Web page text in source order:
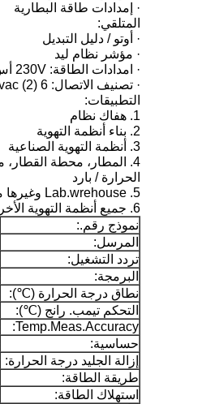
· إمدادات طاقة البطارية
المتلقي:
· أوتو / دليل التبديل
· مؤشر نظام ليد
· امدادات الطاقة: 230V أس
· تصنيف الاتصال: 6 (2) a 250vac ماكس
التطبيقات:
1. هفاك نظام
2. بناء أنظمة التهوية
3. أنظمة التهوية الصناعية
4. المطار، محطة القطار، مركز للتسوق، مكتب، الفصول الدراسية وغيرها من الأماكن العامة لدليل نوعية الهواء
الحرارة / بارد
5. Lab.wrehouse وغيرها من الأماكن للكشف عن CO2 + تيمب. + ر٪
6. جميع أنظمة التهوية الأخرى
نموذج رقم.:
المرسل:
تردد التشغيل:
البرمجة:
نطاق درجة الحرارة (℃):
التحكم تيمب. رانج (℃):
Temp.Meas.Accuracy:
حساسية:
إزالة الجليد درجة الحرارة:
طريقة الطاقة:
استهلاك الطاقة: